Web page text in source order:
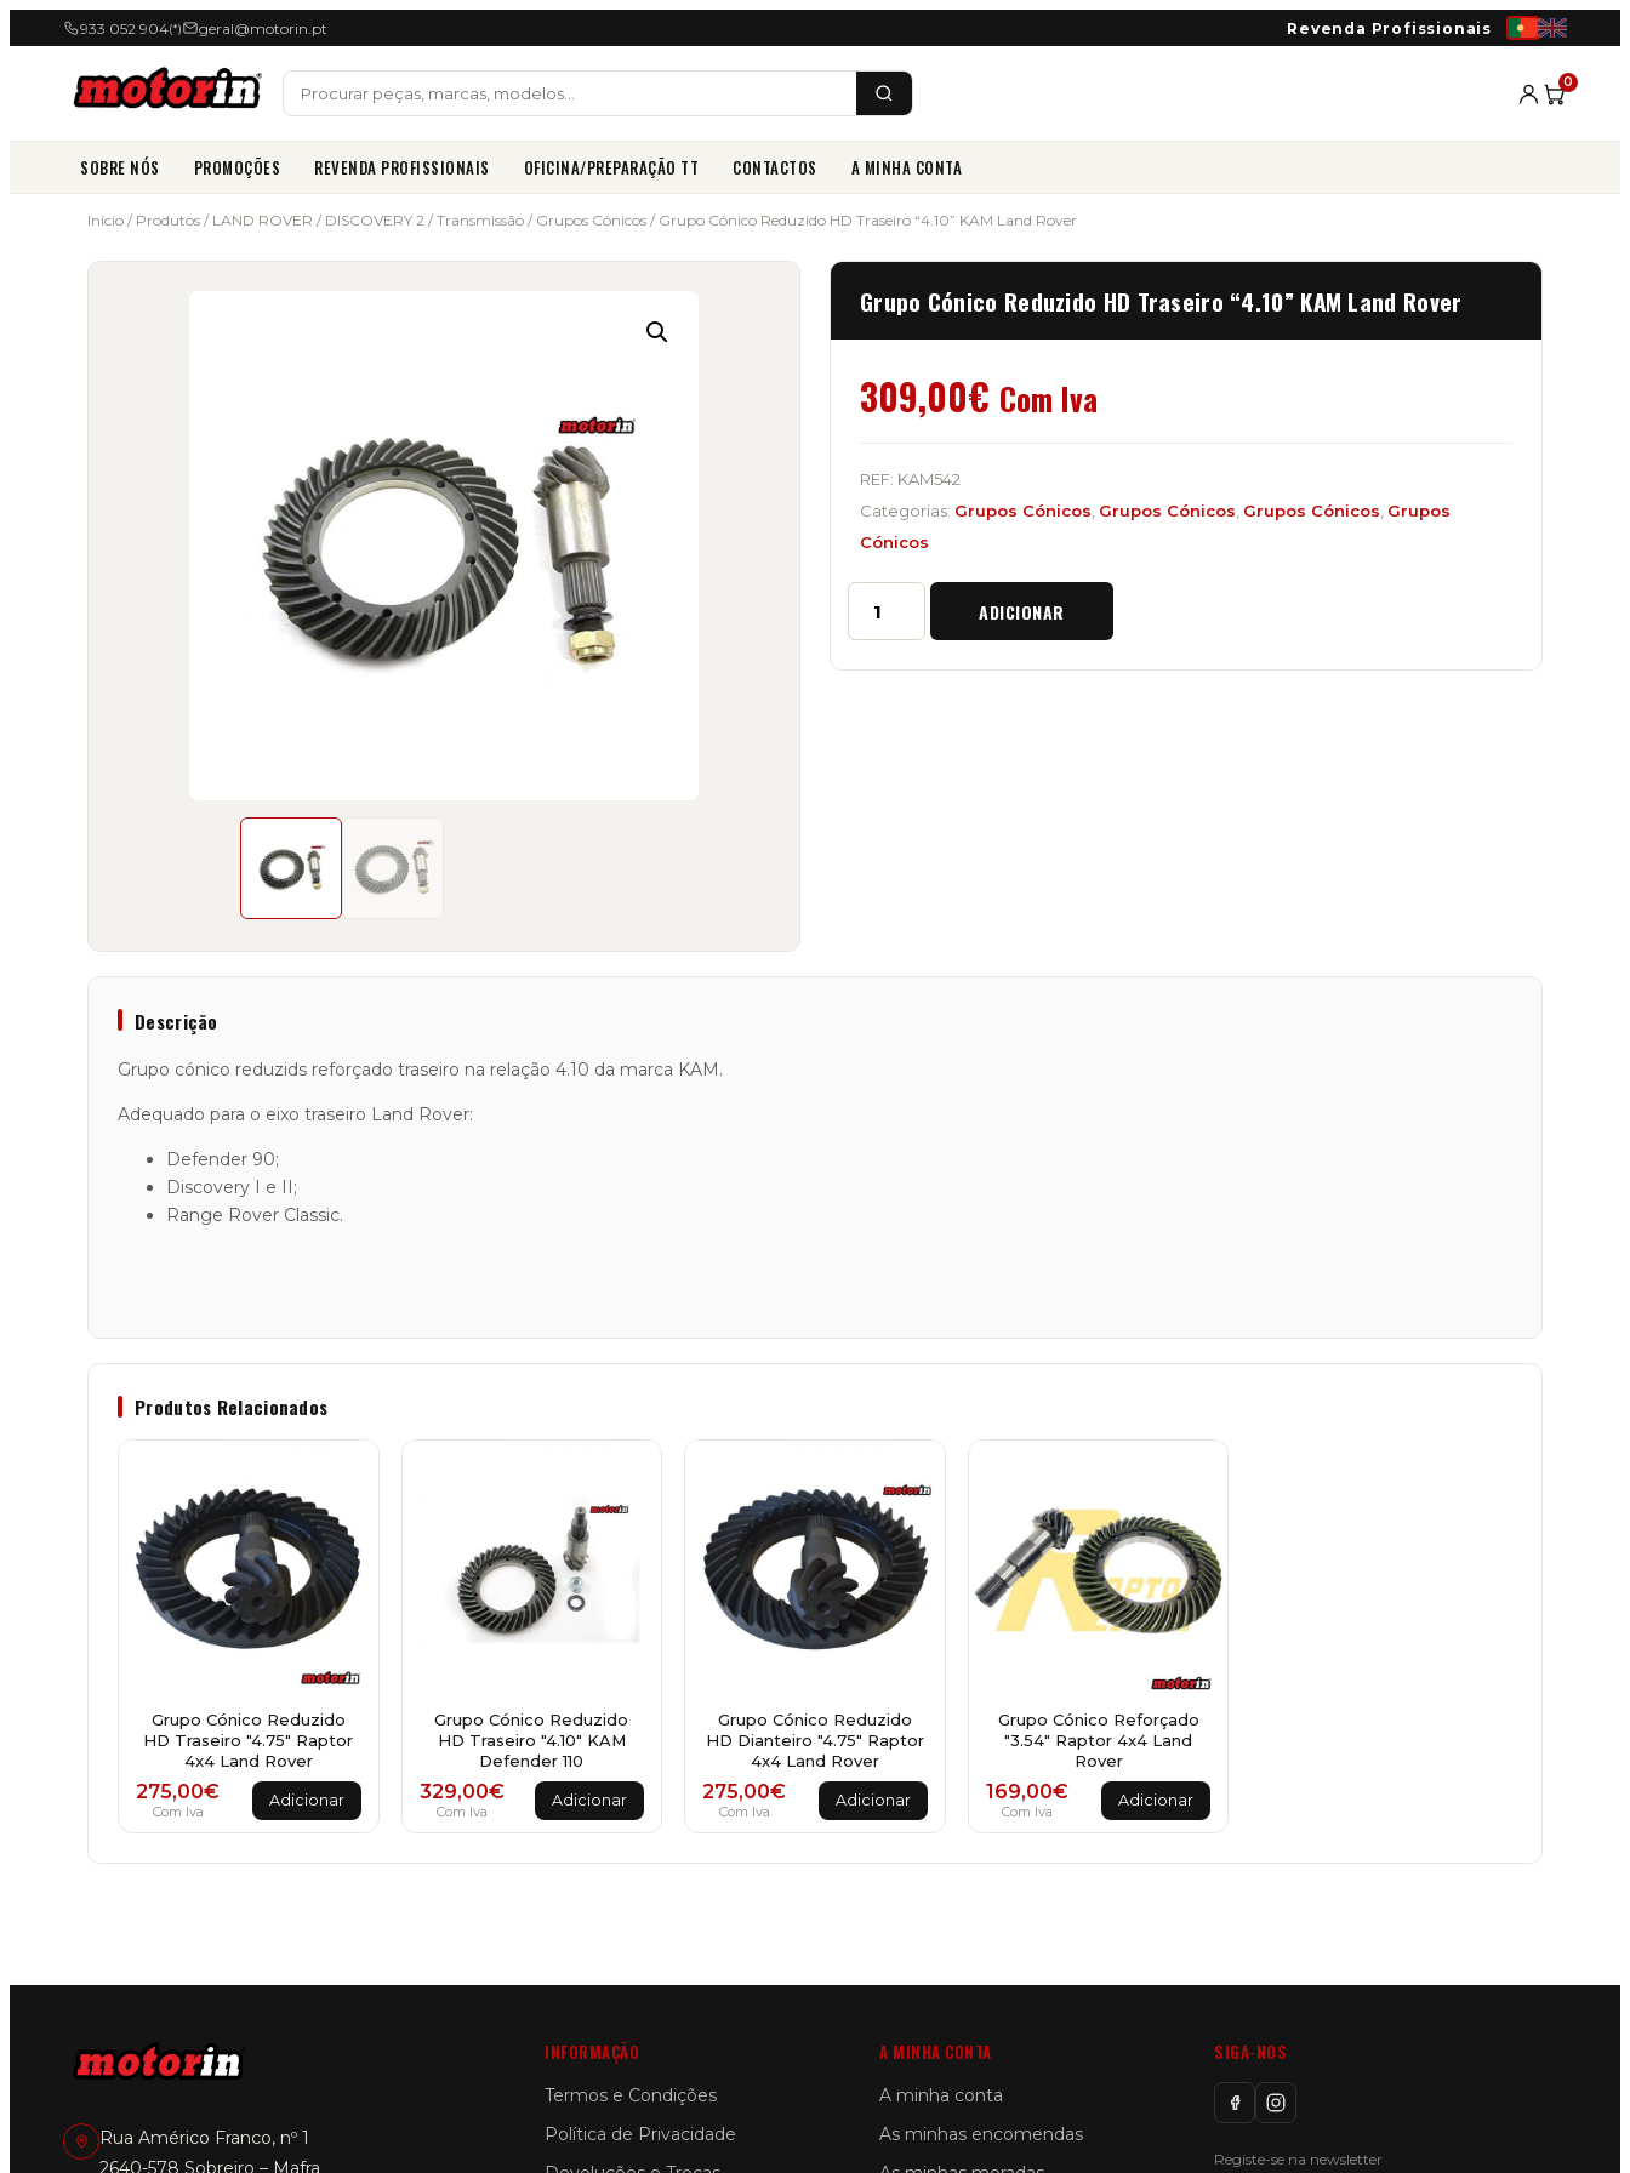
933 052 904(*) geral@motorin.pt Revenda Profissionais
0
SOBRE NÓS PROMOÇÕES REVENDA PROFISSIONAIS OFICINA/PREPARAÇÃO TT CONTACTOS A MINHA CONTA
Início / Produtos / LAND ROVER / DISCOVERY 2 / Transmissão / Grupos Cónicos / Grupo Cónico Reduzido HD Traseiro “4.10” KAM Land Rover
Grupo Cónico Reduzido HD Traseiro “4.10” KAM Land Rover
309,00€ Com Iva
REF: KAM542
Categorias: Grupos Cónicos Grupos Cónicos Grupos Cónicos Grupos
Cónicos
Quantidade
Grupo
ADICIONAR
Descrição
Grupo cónico reduzids reforçado traseiro na relação 4.10 da marca KAM.
Adequado para o eixo traseiro Land Rover:
Defender 90;
Discovery I e II;
Range Rover Classic.
Produtos Relacionados
Grupo Cónico Reduzido
HD Traseiro "4.75" Raptor
4x4 Land Rover
275,00€
Com Iva
Adicionar
Grupo Cónico Reduzido
HD Traseiro "4.10" KAM
Defender 110
329,00€
Com Iva
Adicionar
Grupo Cónico Reduzido
HD Dianteiro "4.75" Raptor
4x4 Land Rover
275,00€
Com Iva
Adicionar
Grupo Cónico Reforçado
"3.54" Raptor 4x4 Land
Rover
169,00€
Com Iva
Adicionar
Rua Américo Franco, nº 1
2640-578 Sobreiro – Mafra
INFORMAÇÃO
Termos e Condições
Política de Privacidade
A MINHA CONTA
A minha conta
As minhas encomendas
SIGA-NOS
Registe-se na newsletter